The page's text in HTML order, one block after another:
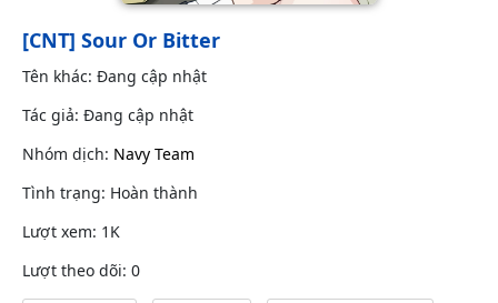
[CNT] Sour Or Bitter
Tên khác: Đang cập nhật
Tác giả: Đang cập nhật
Nhóm dịch: Navy Team
Tình trạng: Hoàn thành
Lượt xem: 1K
Lượt theo dõi: 0